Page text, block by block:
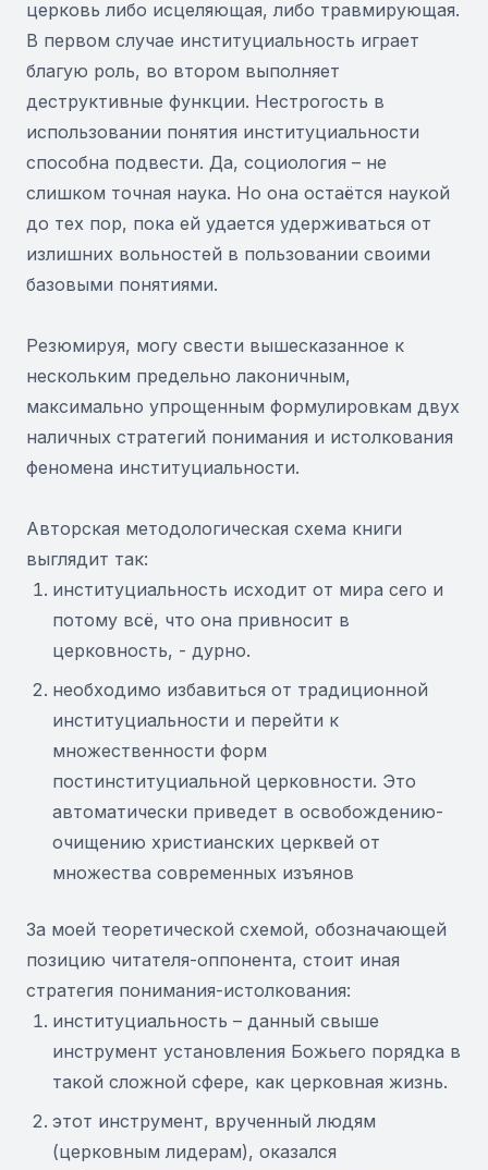
церковь либо исцеляющая, либо травмирующая.
В первом случае институциальность играет
благую роль, во втором выполняет
деструктивные функции. Нестрогость в
использовании понятия институциальности
способна подвести. Да, социология – не
слишком точная наука. Но она остаётся наукой
до тех пор, пока ей удается удерживаться от
излишних вольностей в пользовании своими
базовыми понятиями.
Резюмируя, могу свести вышесказанное к
нескольким предельно лаконичным,
максимально упрощенным формулировкам двух
наличных стратегий понимания и истолкования
феномена институциальности.
Авторская методологическая схема книги
выглядит так:
институциальность исходит от мира сего и
потому всё, что она привносит в
церковность, - дурно.
необходимо избавиться от традиционной
институциальности и перейти к
множественности форм
постинституциальной церковности. Это
автоматически приведет в освобождению-
очищению христианских церквей от
множества современных изъянов
За моей теоретической схемой, обозначающей
позицию читателя-оппонента, стоит иная
стратегия понимания-истолкования:
институциальность – данный свыше
инструмент установления Божьего порядка в
такой сложной сфере, как церковная жизнь.
этот инструмент, врученный людям
(церковным лидерам), оказался